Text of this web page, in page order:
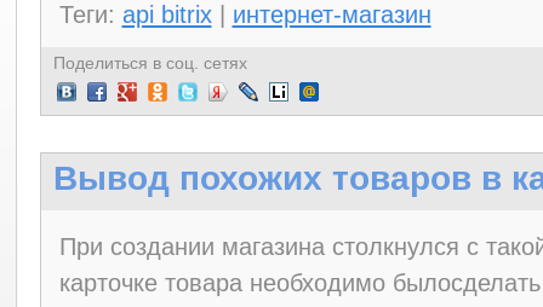
Теги: api bitrix| интернет-магазин
Поделиться в соц. сетях
Вывод похожих товаров в
При создании магазина столкнулся с
карточке товара необходимо